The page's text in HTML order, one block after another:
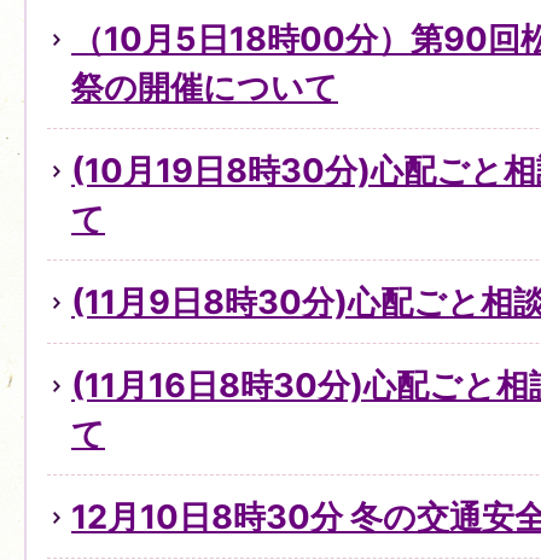
（10月5日18時00分）第90回
祭の開催について
(10月19日8時30分)心配ごと
て
(11月9日8時30分)心配ごと相
(11月16日8時30分)心配ごと
て
12月10日8時30分 冬の交通安